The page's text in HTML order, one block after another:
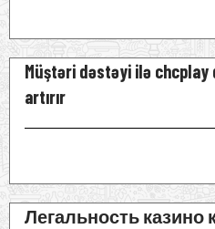
Müştəri dəstəyi ilə
artırır
Легальность казино